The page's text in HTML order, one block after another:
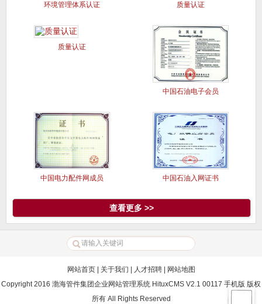
环境管理体系认证 质量认证
质量认证
中国石油电子会员
中国电力配件网成员 中国石油入网证书
查看更多 >>
网站首页| 关于我们 人才招聘|
网站地图
Copyright 2016 渤海管件集团企业网站管理系统 HituxCMS V2.1 00117 手机版 版权
所有 All Rights Reserved